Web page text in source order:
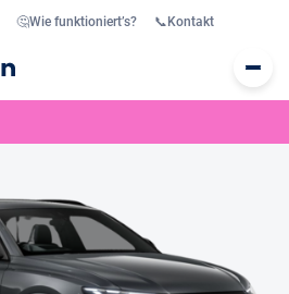
🤔Wie funktioniert’s? 📞 Kontakt